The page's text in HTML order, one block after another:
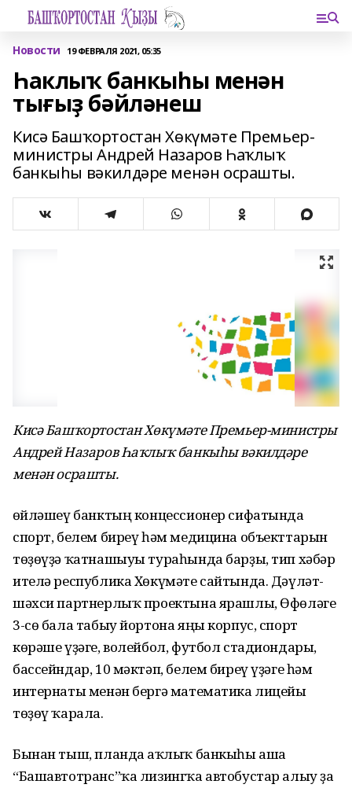
Новости 19 ФЕВРАЛЯ 2021, 05:35
Һаклыҡ банкыһы менән
тығыҙ бәйләнеш
Кисә Башҡортостан Хөкүмәте Премьер-
министры Андрей Назаров Һаҡлыҡ
банкыһы вәкилдәре менән осрашты.
Кисә Башҡортостан Хөкүмәте Премьер-министры
Андрей Назаров Һаҡлыҡ банкыһы вәкилдәре
менән осрашты.
Һөйләшеү банктың концессионер сифатында
спорт, белем биреү һәм медицина объекттарын
төҙөүҙә ҡатнашыуы тураһында барҙы, тип хәбәр
ителә республика Хөкүмәте сайтында. Дәүләт-
шәхси партнерлыҡ проектына ярашлы, Өфөләге
3-сө бала табыу йортона яңы корпус, спорт
көрәше үҙәге, волейбол, футбол стадиондары,
бассейндар, 10 мәктәп, белем биреү үҙәге һәм
интернаты менән бергә математика лицейы
төҙөү ҡарала.
Бынан тыш, планда Һаҡлыҡ банкыһы аша
“Башавтотранс”ҡа лизингҡа автобустар алыу ҙа